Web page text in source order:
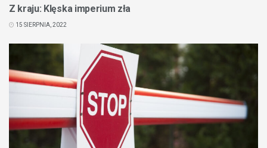
Z kraju: Klęska imperium zła
15 SIERPNIA, 2022